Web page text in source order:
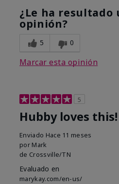
¿Le ha resultado
opinión?
5 0
Marcar esta opinión
5
Hubby loves this!
Enviado Hace 11 meses
por Mark
de Crossville/TN
Evaluado en
marykay.com/en-us/